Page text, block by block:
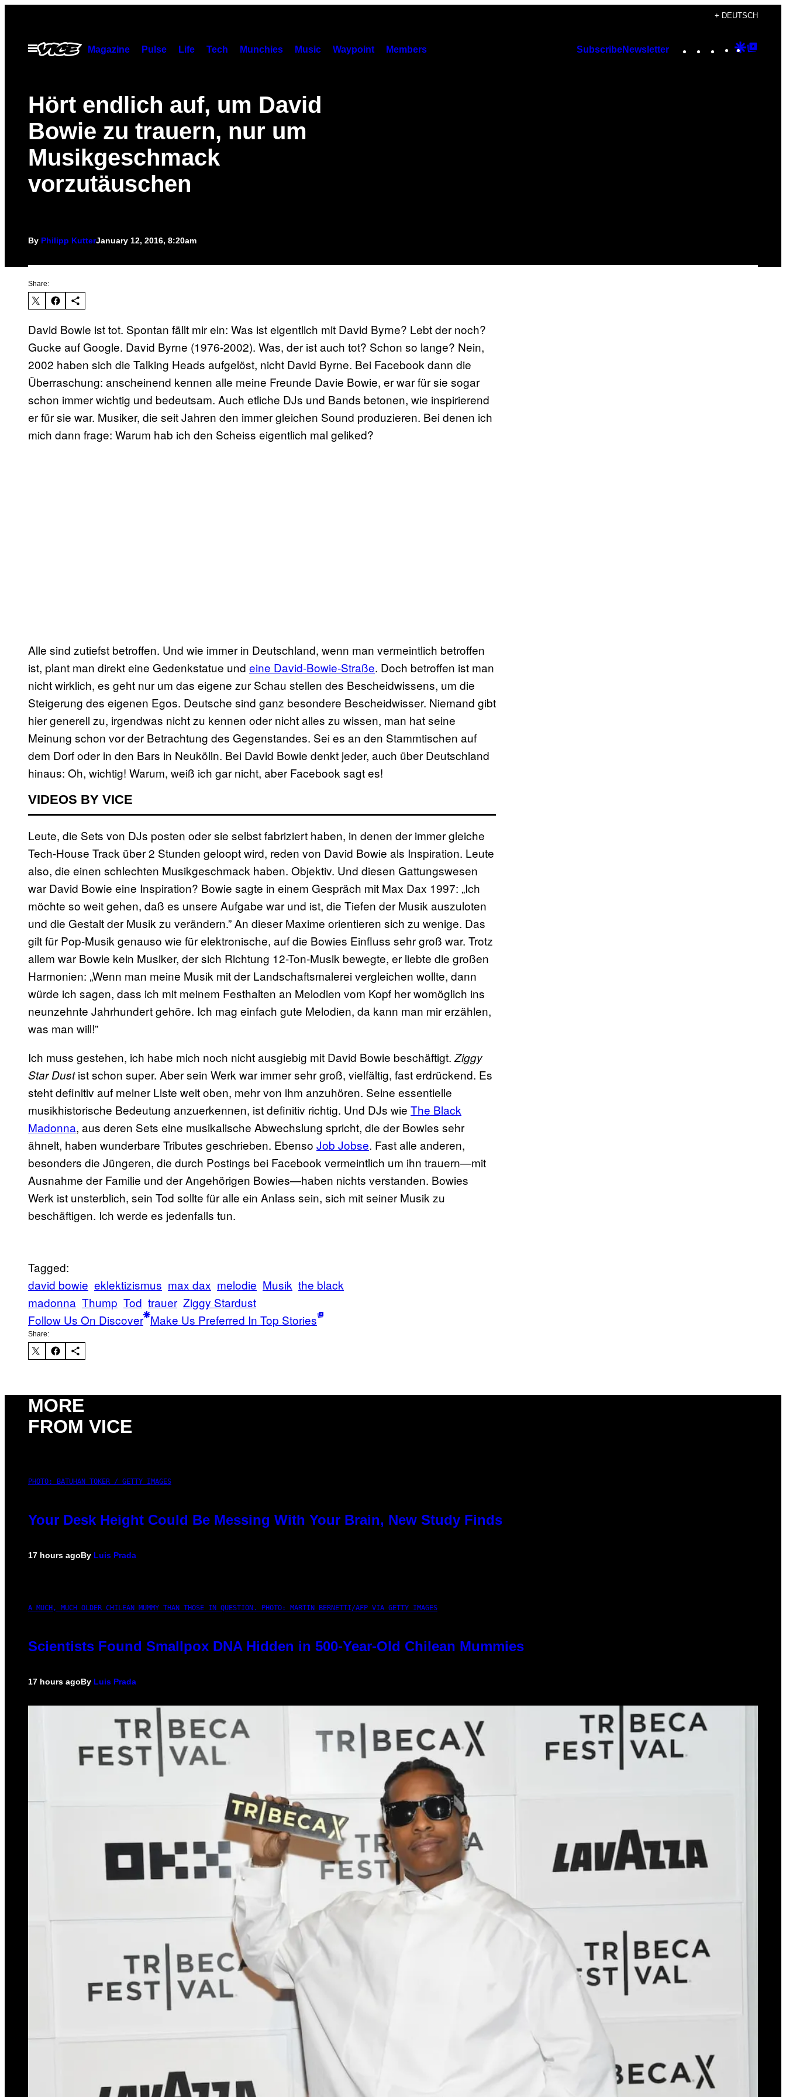
content
+ DEUTSCH
Open
Menu
Magazine Pulse Life Tech Munchies Music Waypoint Members SubscribeNewsletter Instagram
TikTok
YouTube
Google
Hört endlich auf, um David
Bowie zu trauern, nur um
Musikgeschmack
vorzutäuschen
By Philipp KutterJanuary 12, 2016, 8:20am
Share:
David Bowie ist tot. Spontan fällt mir ein: Was ist eigentlich mit David Byrne? Lebt der noch?
Gucke auf Google. David Byrne (1976-2002). Was, der ist auch tot? Schon so lange? Nein,
2002 haben sich die Talking Heads aufgelöst, nicht David Byrne. Bei Facebook dann die
Überraschung: anscheinend kennen alle meine Freunde Davie Bowie, er war für sie sogar
schon immer wichtig und bedeutsam. Auch etliche DJs und Bands betonen, wie inspirierend
er für sie war. Musiker, die seit Jahren den immer gleichen Sound produzieren. Bei denen ich
mich dann frage: Warum hab ich den Scheiss eigentlich mal geliked?
Alle sind zutiefst betroffen. Und wie immer in Deutschland, wenn man vermeintlich betroffen
ist, plant man direkt eine Gedenkstatue und eine David-Bowie-Straße. Doch betroffen ist man
nicht wirklich, es geht nur um das eigene zur Schau stellen des Bescheidwissens, um die
Steigerung des eigenen Egos. Deutsche sind ganz besondere Bescheidwisser. Niemand gibt
hier generell zu, irgendwas nicht zu kennen oder nicht alles zu wissen, man hat seine
Meinung schon vor der Betrachtung des Gegenstandes. Sei es an den Stammtischen auf
dem Dorf oder in den Bars in Neukölln. Bei David Bowie denkt jeder, auch über Deutschland
hinaus: Oh, wichtig! Warum, weiß ich gar nicht, aber Facebook sagt es!
VIDEOS BY VICE
Leute, die Sets von DJs posten oder sie selbst fabriziert haben, in denen der immer gleiche
Tech-House Track über 2 Stunden geloopt wird, reden von David Bowie als Inspiration. Leute
also, die einen schlechten Musikgeschmack haben. Objektiv. Und diesen Gattungswesen
war David Bowie eine Inspiration? Bowie sagte in einem Gespräch mit Max Dax 1997: „Ich
möchte so weit gehen, daß es unsere Aufgabe war und ist, die Tiefen der Musik auszuloten
und die Gestalt der Musik zu verändern.” An dieser Maxime orientieren sich zu wenige. Das
gilt für Pop-Musik genauso wie für elektronische, auf die Bowies Einfluss sehr groß war. Trotz
allem war Bowie kein Musiker, der sich Richtung 12-Ton-Musik bewegte, er liebte die großen
Harmonien: „Wenn man meine Musik mit der Landschaftsmalerei vergleichen wollte, dann
würde ich sagen, dass ich mit meinem Festhalten an Melodien vom Kopf her womöglich ins
neunzehnte Jahrhundert gehöre. Ich mag einfach gute Melodien, da kann man mir erzählen,
was man will!”
Ich muss gestehen, ich habe mich noch nicht ausgiebig mit David Bowie beschäftigt. Ziggy
Star Dustist schon super. Aber sein Werk war immer sehr groß, vielfältig, fast erdrückend. Es
steht definitiv auf meiner Liste weit oben, mehr von ihm anzuhören. Seine essentielle
musikhistorische Bedeutung anzuerkennen, ist definitiv richtig. Und DJs wie The Black
Madonna, aus deren Sets eine musikalische Abwechslung spricht, die der Bowies sehr
ähnelt, haben wunderbare Tributes geschrieben. Ebenso Job Jobse. Fast alle anderen,
besonders die Jüngeren, die durch Postings bei Facebook vermeintlich um ihn trauern—mit
Ausnahme der Familie und der Angehörigen Bowies—haben nichts verstanden. Bowies
Werk ist unsterblich, sein Tod sollte für alle ein Anlass sein, sich mit seiner Musik zu
beschäftigen. Ich werde es jedenfalls tun.
Tagged:
david bowie eklektizismus max dax melodie Musik the black
madonna Thump Tod trauer Ziggy Stardust
Follow Us On Discover Make Us Preferred In Top Stories
Share:
MORE
FROM VICE
PHOTO: BATUHAN TOKER / GETTY IMAGES
Your Desk Height Could Be Messing With Your Brain, New Study Finds
17 hours agoBy Luis Prada
A MUCH, MUCH OLDER CHILEAN MUMMY THAN THOSE IN QUESTION. PHOTO: MARTIN BERNETTI/AFP VIA GETTY IMAGES
Scientists Found Smallpox DNA Hidden in 500-Year-Old Chilean Mummies
17 hours agoBy Luis Prada